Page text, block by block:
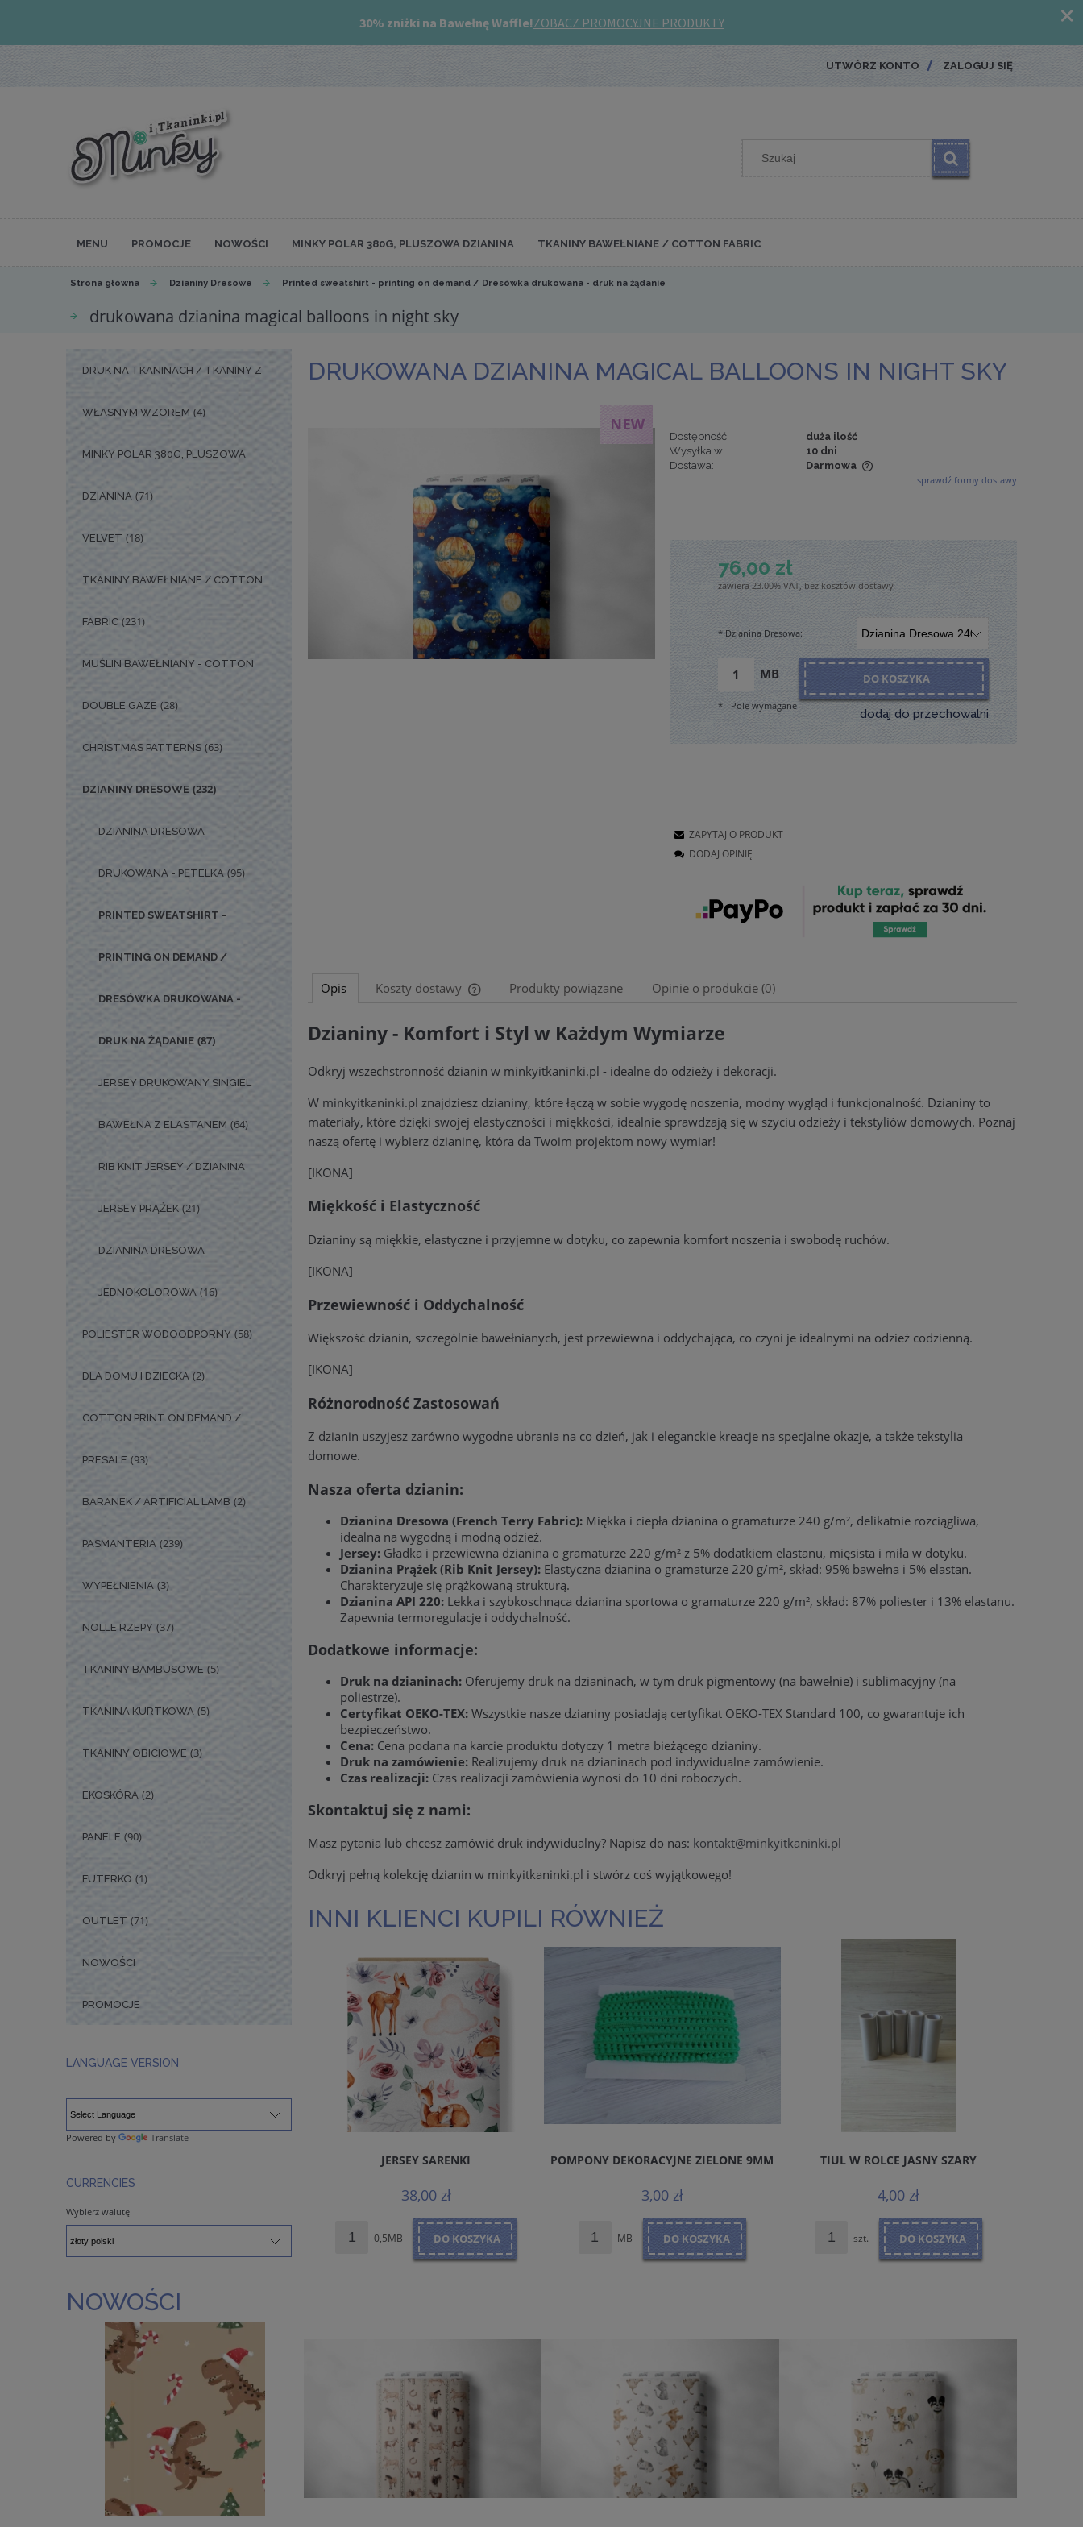
UTWÓRZ KONTO ZALOGUJ SIĘ
MENU PROMOCJE NOWOŚCI MINKY POLAR 380G, PLUSZOWA DZIANINA TKANINY BAWEŁNIANE / COTTON FABRIC
Strona główna Dzianiny Dresowe Printed sweatshirt - printing on demand / Dresówka drukowana - druk na żądanie
drukowana dzianina magical balloons in night sky
DRUK NA TKANINACH / TKANINY Z
WŁASNYM WZOREM (4)
MINKY POLAR 380G, PLUSZOWA
DZIANINA (71)
VELVET (18)
TKANINY BAWEŁNIANE / COTTON
FABRIC (231)
MUŚLIN BAWEŁNIANY - COTTON
DOUBLE GAZE (28)
CHRISTMAS PATTERNS (63)
DZIANINY DRESOWE (232)
DZIANINA DRESOWA
DRUKOWANA - PĘTELKA (95)
PRINTED SWEATSHIRT -
PRINTING ON DEMAND /
DRESÓWKA DRUKOWANA -
DRUK NA ŻĄDANIE (87)
JERSEY DRUKOWANY SINGIEL
BAWEŁNA Z ELASTANEM (64)
RIB KNIT JERSEY / DZIANINA
JERSEY PRĄŻEK (21)
DZIANINA DRESOWA
JEDNOKOLOROWA (16)
POLIESTER WODOODPORNY (58)
DLA DOMU I DZIECKA (2)
COTTON PRINT ON DEMAND /
PRESALE (93)
BARANEK / ARTIFICIAL LAMB (2)
PASMANTERIA (239)
WYPEŁNIENIA (3)
NOLLE RZEPY (37)
TKANINY BAMBUSOWE (5)
TKANINA KURTKOWA (5)
TKANINY OBICIOWE (3)
EKOSKÓRA (2)
PANELE (90)
FUTERKO (1)
OUTLET (71)
NOWOŚCI
PROMOCJE
LANGUAGE VERSION
Powered by Translate
CURRENCIES
Wybierz walutę
DRUKOWANA DZIANINA MAGICAL BALLOONS IN NIGHT SKY
Dostępność:
duża ilość
Wysyłka w:
10 dni
Dostawa:
Darmowa
sprawdź formy dostawy
76,00 zł
zawiera 23.00% VAT, bez kosztów dostawy
* Dzianina Dresowa:
MB DO KOSZYKA
dodaj do przechowalni
*- Pole wymagane
ZAPYTAJ O PRODUKT
DODAJ OPINIĘ
Opis Koszty dostawy
Cena nie zawiera ewentualnych kosztów
płatności
Produkty powiązane Opinie o produkcie (0)
Dzianiny - Komfort i Styl w Każdym Wymiarze
Odkryj wszechstronność dzianin w minkyitkaninki.pl - idealne do odzieży i dekoracji.
W minkyitkaninki.pl znajdziesz dzianiny, które łączą w sobie wygodę noszenia, modny wygląd i funkcjonalność. Dzianiny to
materiały, które dzięki swojej elastyczności i miękkości, idealnie sprawdzają się w szyciu odzieży i tekstyliów domowych. Poznaj
naszą ofertę i wybierz dzianinę, która da Twoim projektom nowy wymiar!
[IKONA]
Miękkość i Elastyczność
Dzianiny są miękkie, elastyczne i przyjemne w dotyku, co zapewnia komfort noszenia i swobodę ruchów.
[IKONA]
Przewiewność i Oddychalność
Większość dzianin, szczególnie bawełnianych, jest przewiewna i oddychająca, co czyni je idealnymi na odzież codzienną.
[IKONA]
Różnorodność Zastosowań
Z dzianin uszyjesz zarówno wygodne ubrania na co dzień, jak i eleganckie kreacje na specjalne okazje, a także tekstylia
domowe.
Nasza oferta dzianin:
Dzianina Dresowa (French Terry Fabric): Miękka i ciepła dzianina o gramaturze 240 g/m², delikatnie rozciągliwa,
idealna na wygodną i modną odzież.
Jersey: Gładka i przewiewna dzianina o gramaturze 220 g/m² z 5% dodatkiem elastanu, mięsista i miła w dotyku.
Dzianina Prążek (Rib Knit Jersey): Elastyczna dzianina o gramaturze 220 g/m², skład: 95% bawełna i 5% elastan.
Charakteryzuje się prążkowaną strukturą.
Dzianina API 220: Lekka i szybkoschnąca dzianina sportowa o gramaturze 220 g/m², skład: 87% poliester i 13% elastanu.
Zapewnia termoregulację i oddychalność.
Dodatkowe informacje:
Druk na dzianinach: Oferujemy druk na dzianinach, w tym druk pigmentowy (na bawełnie) i sublimacyjny (na
poliestrze).
Certyfikat OEKO-TEX: Wszystkie nasze dzianiny posiadają certyfikat OEKO-TEX Standard 100, co gwarantuje ich
bezpieczeństwo.
Cena: Cena podana na karcie produktu dotyczy 1 metra bieżącego dzianiny.
Druk na zamówienie: Realizujemy druk na dzianinach pod indywidualne zamówienie.
Czas realizacji: Czas realizacji zamówienia wynosi do 10 dni roboczych.
Skontaktuj się z nami:
Masz pytania lub chcesz zamówić druk indywidualny? Napisz do nas: kontakt@minkyitkaninki.pl
Odkryj pełną kolekcję dzianin w minkyitkaninki.pl i stwórz coś wyjątkowego!
INNI KLIENCI KUPILI RÓWNIEŻ
JERSEY SARENKI
38,00 zł
0,5MB DO KOSZYKA
POMPONY DEKORACYJNE ZIELONE 9MM
3,00 zł
MB DO KOSZYKA
TIUL W ROLCE JASNY SZARY
4,00 zł
szt. DO KOSZYKA
NOWOŚCI